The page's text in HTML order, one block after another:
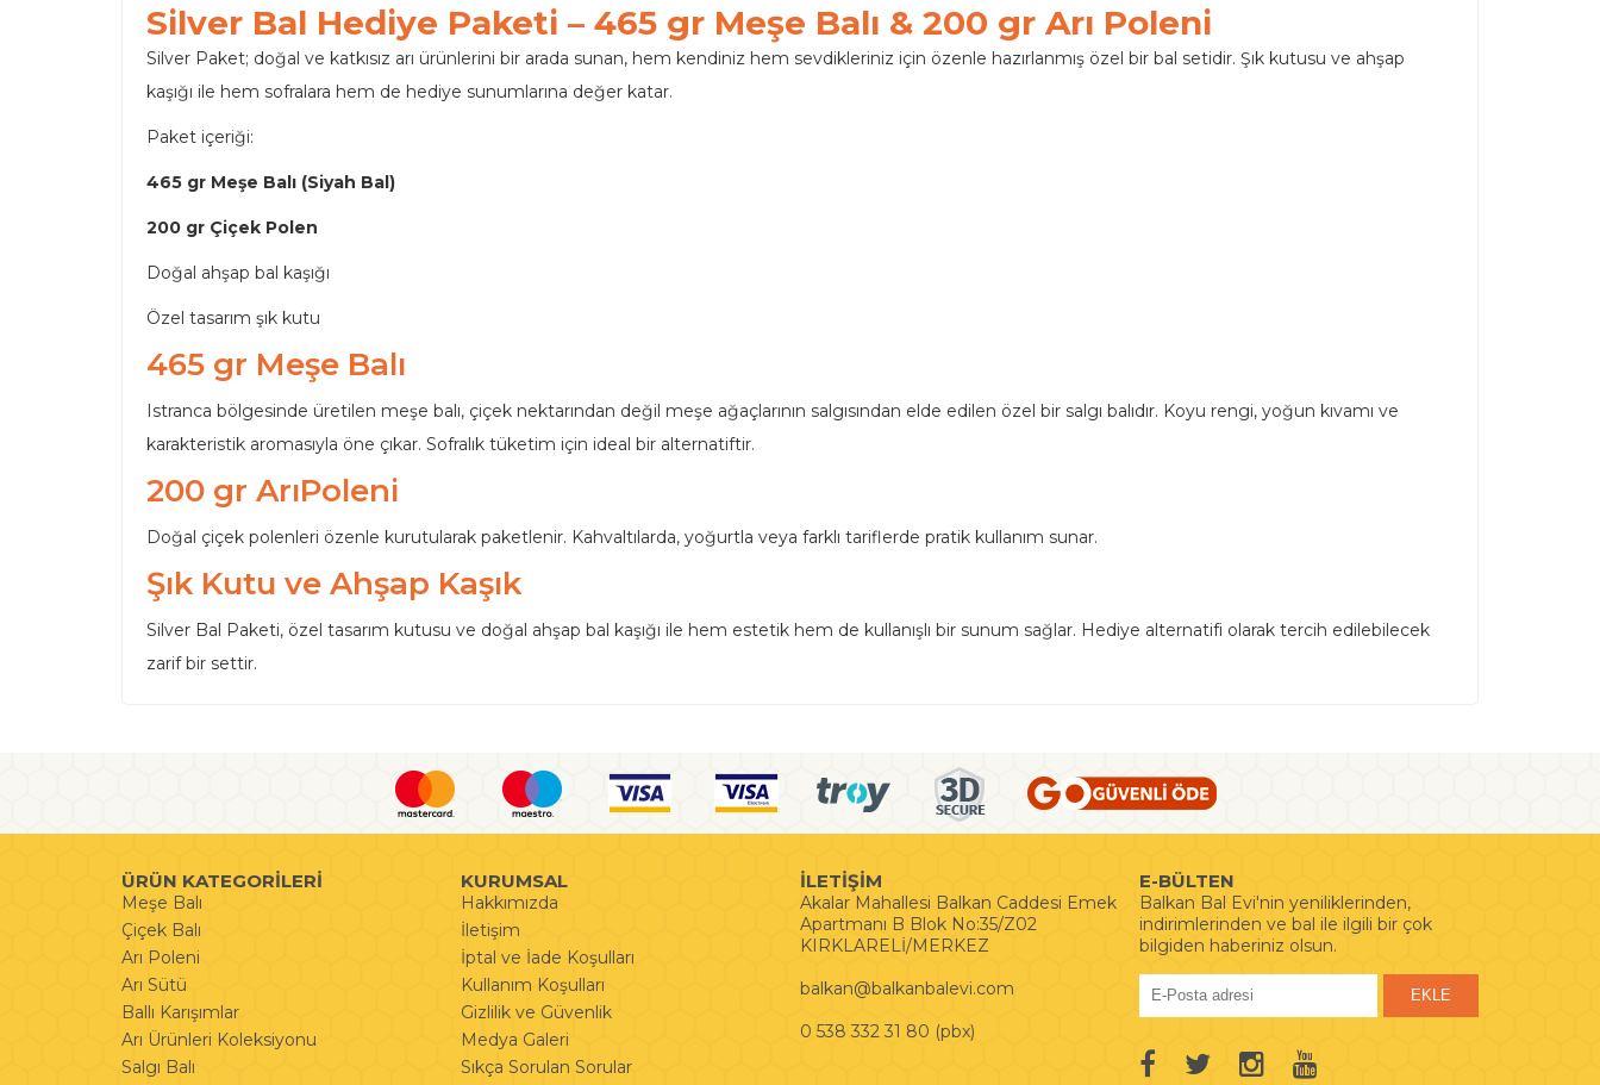
Silver Bal Hediye Paketi – 465 gr Meşe Balı & 200 gr Arı Poleni
Silver Paket; doğal ve katkısız arı ürünlerini bir arada sunan, hem kendiniz hem sevdikleriniz için özenle hazırlanmış özel bir bal setidir. Şık kutusu ve ahşap
kaşığı ile hem sofralara hem de hediye sunumlarına değer katar.
Paket içeriği:
465 gr Meşe Balı (Siyah Bal)
200 gr Çiçek Polen
Doğal ahşap bal kaşığı
Özel tasarım şık kutu
465 gr Meşe Balı
Istranca bölgesinde üretilen meşe balı, çiçek nektarından değil meşe ağaçlarının salgısından elde edilen özel bir salgı balıdır. Koyu rengi, yoğun kıvamı ve
karakteristik aromasıyla öne çıkar. Sofralık tüketim için ideal bir alternatiftir.
200 gr ArıPoleni
Doğal çiçek polenleri özenle kurutularak paketlenir. Kahvaltılarda, yoğurtla veya farklı tariflerde pratik kullanım sunar.
Şık Kutu ve Ahşap Kaşık
Silver Bal Paketi, özel tasarım kutusu ve doğal ahşap bal kaşığı ile hem estetik hem de kullanışlı bir sunum sağlar. Hediye alternatifi olarak tercih edilebilecek
zarif bir settir.
ÜRÜN KATEGORİLERİ
Meşe Balı
Çiçek Balı
Arı Poleni
Arı Sütü
Ballı Karışımlar
Arı Ürünleri Koleksiyonu
Salgı Balı
KURUMSAL
Hakkımızda
İletişim
İptal ve İade Koşulları
Kullanım Koşulları
Gizlilik ve Güvenlik
Medya Galeri
Sıkça Sorulan Sorular
İLETİŞİM
Akalar Mahallesi Balkan Caddesi Emek
Apartmanı B Blok No:35/Z02
KIRKLARELİ/MERKEZ
balkan@balkanbalevi.com
0 538 332 31 80 (pbx)
E-BÜLTEN
Balkan Bal Evi'nin yeniliklerinden,
indirimlerinden ve bal ile ilgili bir çok
bilgiden haberiniz olsun.
EKLE